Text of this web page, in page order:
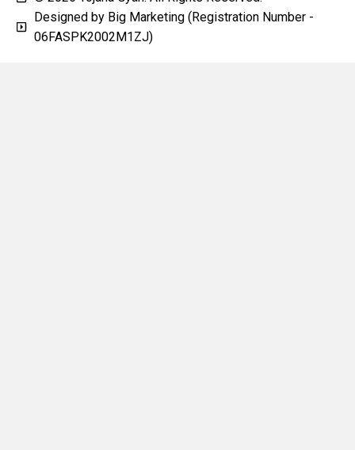
Designed by Big Marketing (Registration Number -
06FASPK2002M1ZJ)